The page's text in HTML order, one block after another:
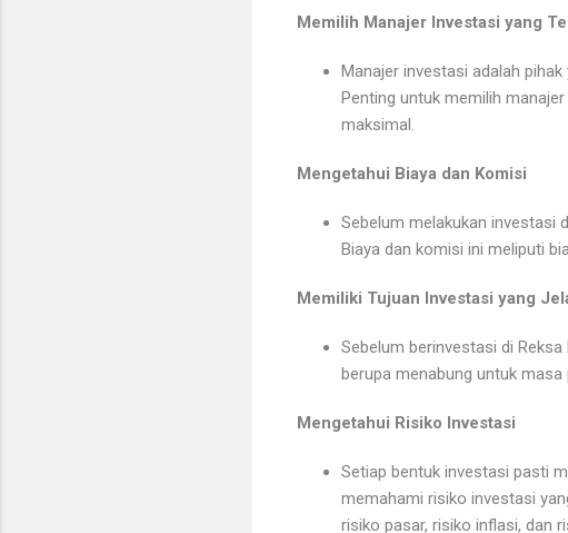
Memilih Manajer Investasi yang
Manajer investasi adalah
Penting untuk memilih
maksimal.
Mengetahui Biaya dan Komisi
Sebelum melakukan investasi
Biaya dan komisi ini meliputi
Memiliki Tujuan Investasi yang
Sebelum berinvestasi di
berupa menabung untuk
Mengetahui Risiko Investasi
Setiap bentuk investasi pasti
memahami risiko investasi
risiko pasar, risiko inflasi, dan